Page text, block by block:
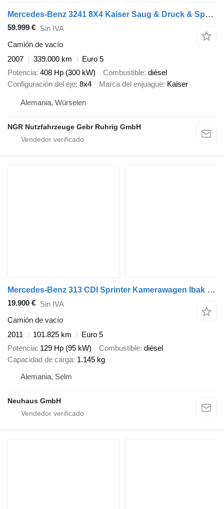
Mercedes-Benz 3241 8X4 Kaiser Saug & Druck & Spülwagen
59.999 € Sin IVA
Camión de vacío
2007
339.000 km
Euro 5
Potencia 408 Hp (300 kW) Combustible diésel
Configuración del eje 8x4 Marca del enjuague Kaiser
Alemania, Würselen
NGR Nutzfahrzeuge Gebr Ruhrig GmbH
Mercedes-Benz 313 CDI Sprinter Kamerawagen Ibak Panorama
19.900 € Sin IVA
Camión de vacío
2011
101.825 km
Euro 5
Potencia 129 Hp (95 kW) Combustible diésel
Capacidad de carga 1.145 kg
Alemania, Selm
Neuhaus GmbH